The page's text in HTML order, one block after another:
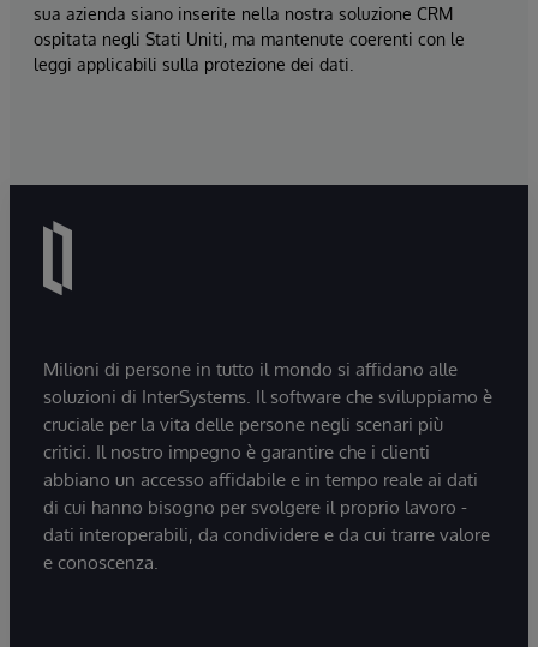
sua azienda siano inserite nella nostra soluzione CRM
ospitata negli Stati Uniti, ma mantenute coerenti con le
leggi applicabili sulla protezione dei dati.
Milioni di persone in tutto il mondo si affidano alle
soluzioni di InterSystems. Il software che sviluppiamo è
cruciale per la vita delle persone negli scenari più
critici. Il nostro impegno è garantire che i clienti
abbiano un accesso affidabile e in tempo reale ai dati
di cui hanno bisogno per svolgere il proprio lavoro -
dati interoperabili, da condividere e da cui trarre valore
e conoscenza.